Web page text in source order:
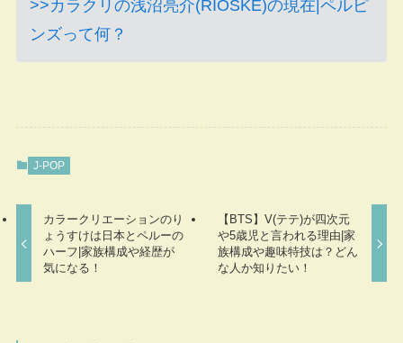
>>カラクリの浅沼亮介(RIOSKE)の現在|ペルピ
ンズって何？
J-POP
カラークリエーションのり
ょうすけは日本とペルーの
ハーフ|家族構成や経歴が
気になる！
【BTS】V(テテ)が四次元
や5歳児と言われる理由|家
族構成や趣味特技は？どん
な人か知りたい！